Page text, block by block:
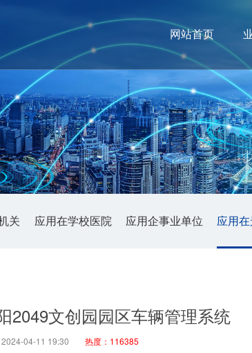
网站首页
关 应用在学校医院 应用企事业单位 应用
2049文创园园区车辆管理系统
2024-04-11 19:30 热度：116385